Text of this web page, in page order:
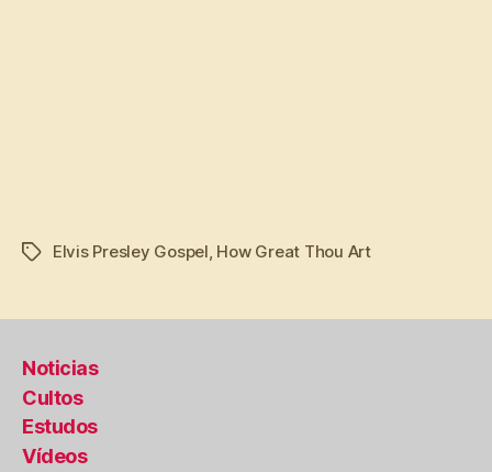
TagsElvis Presley Gospel How Great Thou Art
Noticias
Cultos
Estudos
Vídeos